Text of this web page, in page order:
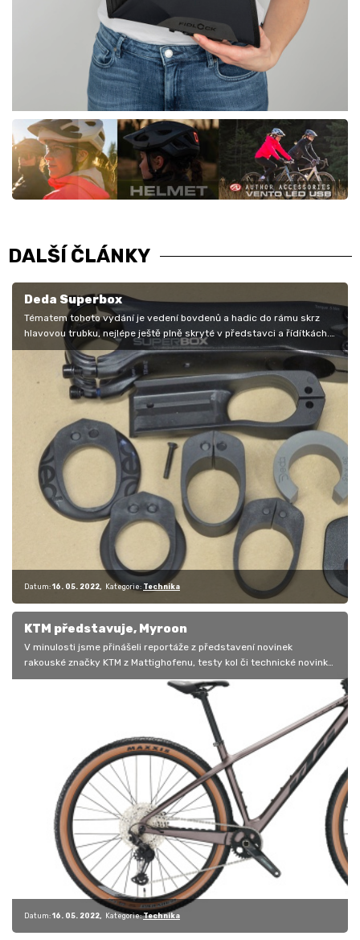
DALŠÍ ČLÁNKY
Deda Superbox
Tématem tohoto vydání je vedení bovdenů a hadic do rámu skrz
hlavovou trubku, nejlépe ještě plně skryté v představci a řídítkách.
Zmiňujeme…
Datum: 16. 05. 2022 Kategorie: Technika
KTM představuje, Myroon
V minulosti jsme přinášeli reportáže z představení novinek
rakouské značky KTM z Mattighofenu, testy kol či technické novinky
díky…
Datum: 16. 05. 2022 Kategorie: Technika